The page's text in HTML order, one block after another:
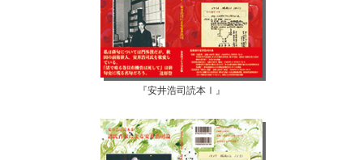
『安井浩司読本Ⅰ』